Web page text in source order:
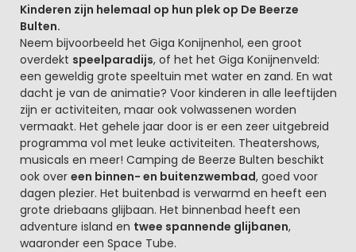
Kinderen zijn helemaal op hun plek op De Beerze
Bulten.
Neem bijvoorbeeld het Giga Konijnenhol, een groot
overdekt speelparadijs, of het het Giga Konijnenveld:
een geweldig grote speeltuin met water en zand. En wat
dacht je van de animatie? Voor kinderen in alle leeftijden
zijn er activiteiten, maar ook volwassenen worden
vermaakt. Het gehele jaar door is er een zeer uitgebreid
programma vol met leuke activiteiten. Theatershows,
musicals en meer! Camping de Beerze Bulten beschikt
ook over een binnen- en buitenzwembad, goed voor
dagen plezier. Het buitenbad is verwarmd en heeft een
grote driebaans glijbaan. Het binnenbad heeft een
adventure island en twee spannende glijbanen,
waaronder een Space Tube.